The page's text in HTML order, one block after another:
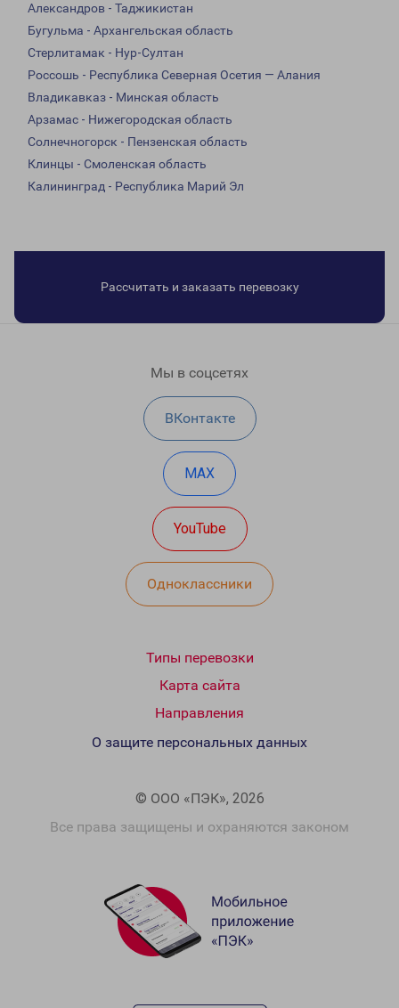
Александров - Таджикистан
Бугульма - Архангельская область
Стерлитамак - Нур-Султан
Россошь - Республика Северная Осетия — Алания
Владикавказ - Минская область
Арзамас - Нижегородская область
Солнечногорск - Пензенская область
Клинцы - Смоленская область
Калининград - Республика Марий Эл
Рассчитать и заказать перевозку
Мы в соцсетях
ВКонтакте
MAX
YouTube
Одноклассники
Типы перевозки
Карта сайта
Направления
© ООО «ПЭК», 2026
Все права защищены и охраняются законом
О защите персональных данных